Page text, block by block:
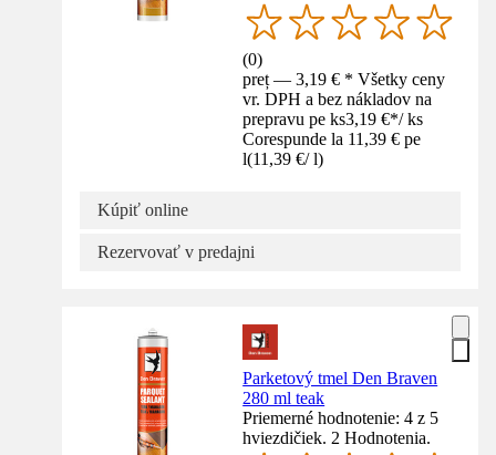
(0)
preț — 3,19 € * Všetky ceny
vr. DPH a bez nákladov na
prepravu pe ks3,19 €*/ ks
Corespunde la 11,39 € pe
l(11,39 €/ l)
Kúpiť online
Rezervovať v predajni
Parketový tmel Den Braven
280 ml teak
Priemerné hodnotenie: 4 z 5
hviezdičiek. 2 Hodnotenia.